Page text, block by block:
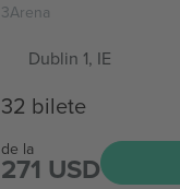
3Arena
Dublin 1, IE
32 bilete
de la
271 USD